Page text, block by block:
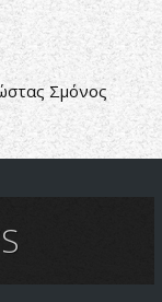
Σμόνος